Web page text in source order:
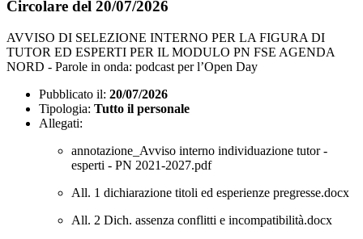
Circolare del 20/07/2026
AVVISO DI SELEZIONE INTERNO PER LA FIGURA DI
TUTOR ED ESPERTI PER IL MODULO PN FSE AGENDA
NORD - Parole in onda: podcast per l’Open Day
Pubblicato il: 20/07/2026
Tipologia: Tutto il personale
Allegati:
annotazione_Avviso interno individuazione tutor -
esperti - PN 2021-2027.pdf
All. 1 dichiarazione titoli ed esperienze pregresse.docx
All. 2 Dich. assenza conflitti e incompatibilità.docx